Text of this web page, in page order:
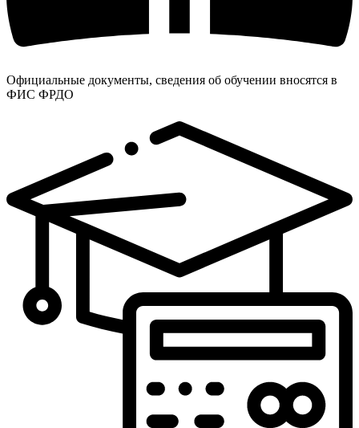
Официальные документы, сведения об обучении вносятся в
ФИС ФРДО